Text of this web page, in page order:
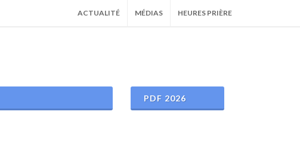
ACTUALITÉ MÉDIAS HEURES PRIÈRE
PDF 2026